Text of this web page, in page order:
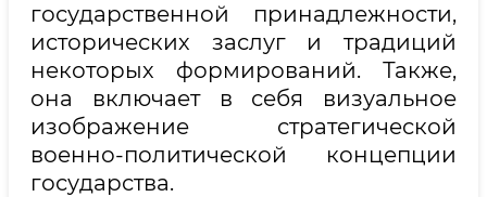
государственной принадлежности,
исторических заслуг и традиций
некоторых формирований. Также,
она включает в себя визуальное
изображение стратегической
военно-политической концепции
государства.